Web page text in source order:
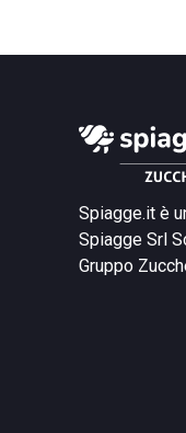
Spiagge.it è
Spiagge Srl
Gruppo